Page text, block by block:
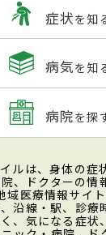
症状を知
病気を知
病院を探
ルは、身体の症
、ドクターの情
域医療情報サイト
沿線・駅、診療
、気になる症状